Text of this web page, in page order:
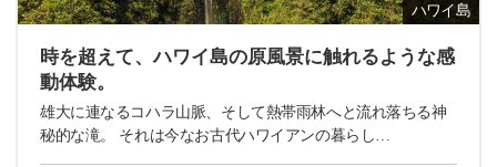
ハワイ島
時を超えて、ハワイ島の原風景に触れるような感
動体験。
雄大に連なるコハラ山脈、そして熱帯雨林へと流れ落ちる神
秘的な滝。 それは今なお古代ハワイアンの暮らし…